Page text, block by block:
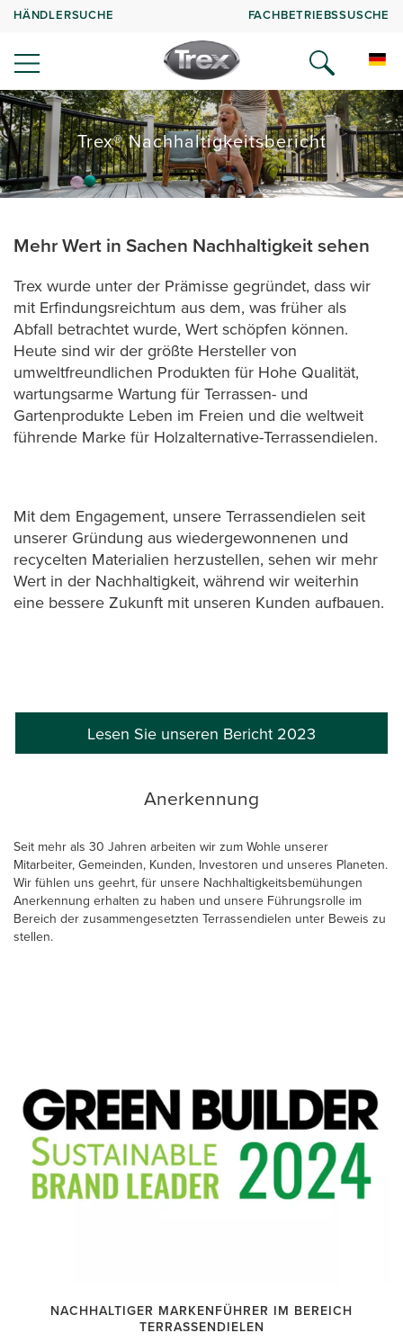
HÄNDLERSUCHE FACHBETRIEBSSUSCHE
Trex® Nachhaltigkeitsbericht
Mehr Wert in Sachen Nachhaltigkeit sehen
Trex wurde unter der Prämisse gegründet, dass wir
mit Erfindungsreichtum aus dem, was früher als
Abfall betrachtet wurde, Wert schöpfen können.
Heute sind wir der größte Hersteller von
umweltfreundlichen Produkten für Hohe Qualität,
wartungsarme Wartung für Terrassen- und
Gartenprodukte Leben im Freien und die weltweit
führende Marke für Holzalternative-Terrassendielen.
Mit dem Engagement, unsere Terrassendielen seit
unserer Gründung aus wiedergewonnenen und
recycelten Materialien herzustellen, sehen wir mehr
Wert in der Nachhaltigkeit, während wir weiterhin
eine bessere Zukunft mit unseren Kunden aufbauen.
Lesen Sie unseren Bericht 2023
Anerkennung
Seit mehr als 30 Jahren arbeiten wir zum Wohle unserer
Mitarbeiter, Gemeinden, Kunden, Investoren und unseres Planeten.
Wir fühlen uns geehrt, für unsere Nachhaltigkeitsbemühungen
Anerkennung erhalten zu haben und unsere Führungsrolle im
Bereich der zusammengesetzten Terrassendielen unter Beweis zu
stellen.
NACHHALTIGER MARKENFÜHRER IM BEREICH
TERRASSENDIELEN